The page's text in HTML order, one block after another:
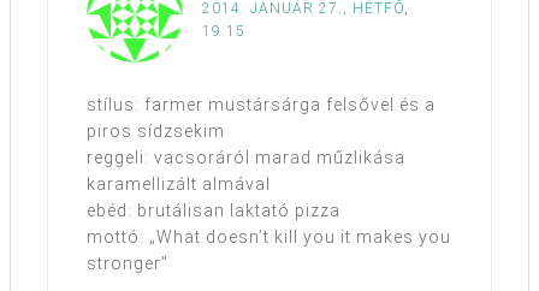
2014. JANUÁR 27., HÉTFŐ,
19:15
stílus: farmer mustársárga felsővel és a
piros sídzsekim
reggeli: vacsoráról marad műzlikása
karamellizált almával
ebéd: brutálisan laktató pizza
mottó: „What doesn’t kill you it makes you
stronger”